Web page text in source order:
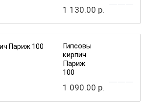
1 130.00 р.
Гипсовый
кирпич
Париж
100
1 090.00 р.